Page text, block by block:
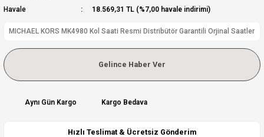
Havale
18.569,31 TL (%7,00 havale indirimi)
MICHAEL KORS MK4980 Kol Saati Resmi Distribütör Garantili Orjinal Saatler
Gelince Haber Ver
Aynı Gün Kargo Kargo Bedava
Hızlı Teslimat & Ücretsiz Gönderim